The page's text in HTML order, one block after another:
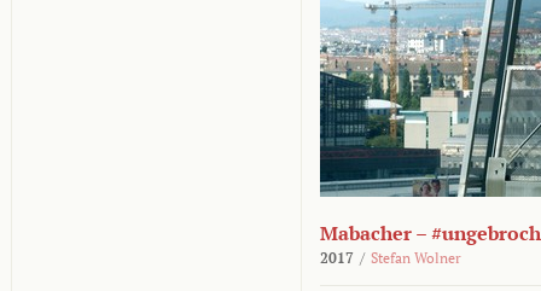
Mabacher –
2017 / Stefan Wolner